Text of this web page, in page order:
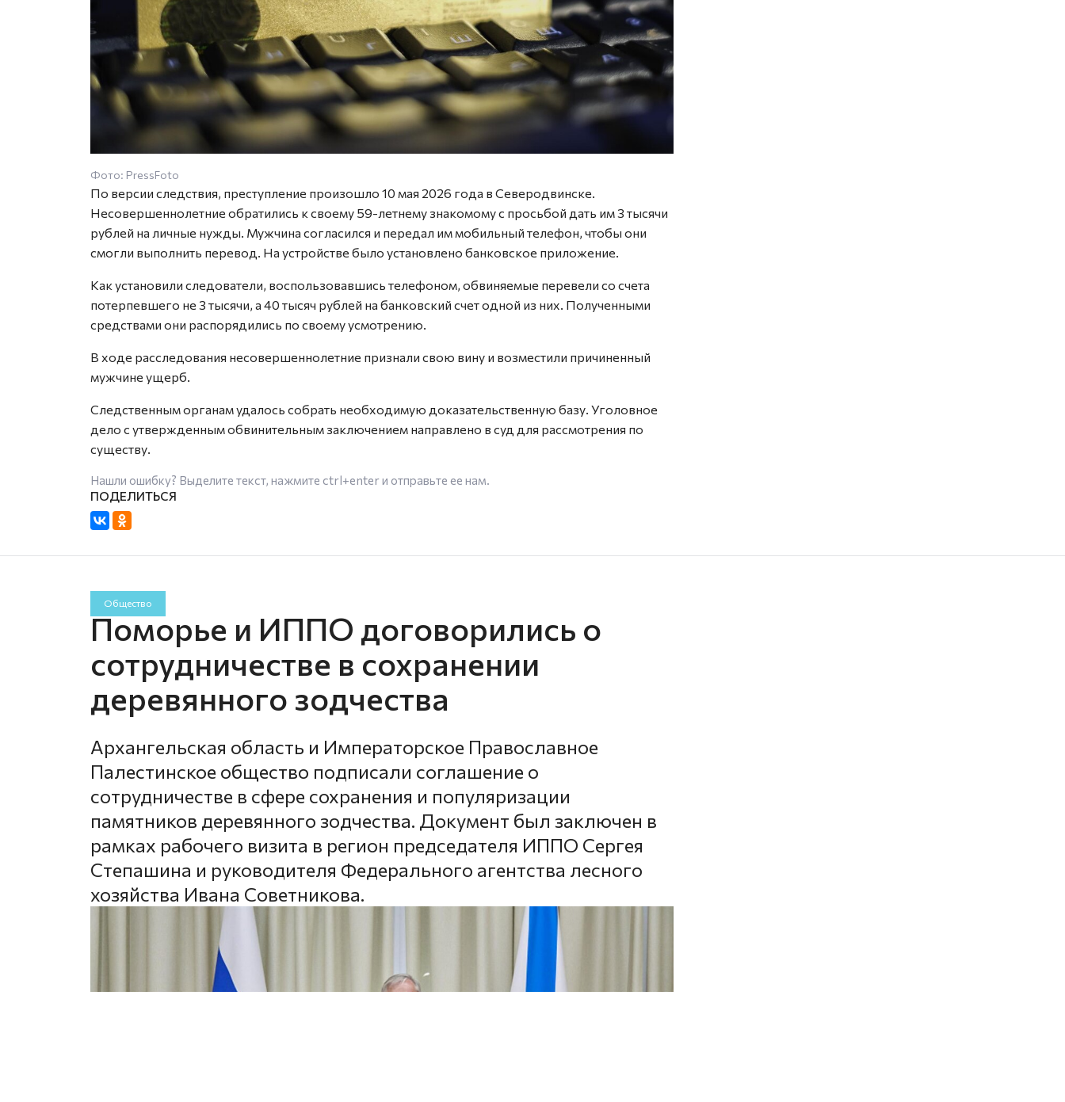
Фото: PressFoto
По версии следствия, преступление произошло 10 мая 2026 года в Северодвинске.
Несовершеннолетние обратились к своему 59-летнему знакомому с просьбой дать им 3 тысячи
рублей на личные нужды. Мужчина согласился и передал им мобильный телефон, чтобы они
смогли выполнить перевод. На устройстве было установлено банковское приложение.
Как установили следователи, воспользовавшись телефоном, обвиняемые перевели со счета
потерпевшего не 3 тысячи, а 40 тысяч рублей на банковский счет одной из них. Полученными
средствами они распорядились по своему усмотрению.
В ходе расследования несовершеннолетние признали свою вину и возместили причиненный
мужчине ущерб.
Следственным органам удалось собрать необходимую доказательственную базу. Уголовное
дело с утвержденным обвинительным заключением направлено в суд для рассмотрения по
существу.
Нашли ошибку? Выделите текст, нажмите ctrl+enterи отправьте ее нам.
Общество
Поморье и ИППО договорились о
сотрудничестве в сохранении
деревянного зодчества
Архангельская область и Императорское Православное
Палестинское общество подписали соглашение о
сотрудничестве в сфере сохранения и популяризации
памятников деревянного зодчества. Документ был заключен в
рамках рабочего визита в регион председателя ИППО Сергея
Степашина и руководителя Федерального агентства лесного
хозяйства Ивана Советникова.